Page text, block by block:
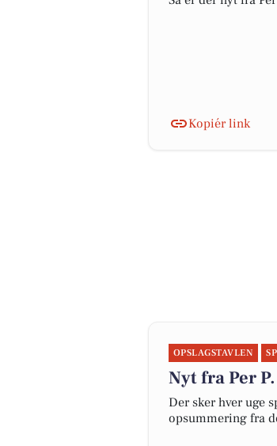
Kopiér link
OPSLAGSTAVLEN
Nyt fra Per
Der sker hver uge
opsummering fra